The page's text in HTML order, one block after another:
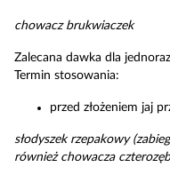
chowacz brukwiaczek
Zalecana dawka dla
Termin stosowania:
przed złożeniem jaj
słodyszek rzepakowy
również chowacza